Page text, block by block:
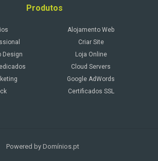
Produtos
Alojamento Web
Criar Site
Design
Loja Online
Cloud Servers
Google AdWords
Certificados SSL
Powered by Domínios.pt